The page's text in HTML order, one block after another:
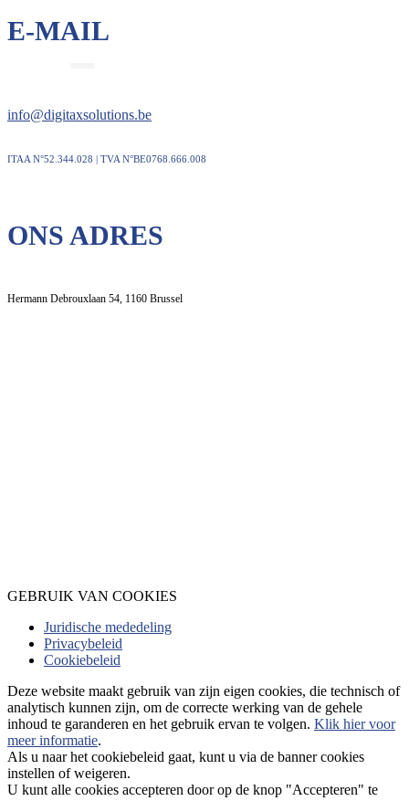
E-MAIL
info@digitaxsolutions.be
ITAA N°52.344.028 | TVA N°BE0768.666.008
ONS ADRES
Hermann Debrouxlaan 54, 1160 Brussel
GEBRUIK VAN COOKIES
Juridische mededeling
Privacybeleid
Cookiebeleid
Deze website maakt gebruik van zijn eigen cookies, die technisch of
analytisch kunnen zijn, om de correcte werking van de gehele
inhoud te garanderen en het gebruik ervan te volgen. Klik hier voor
meer informatie.
Als u naar het cookiebeleid gaat, kunt u via de banner cookies
instellen of weigeren.
U kunt alle cookies accepteren door op de knop "Accepteren" te